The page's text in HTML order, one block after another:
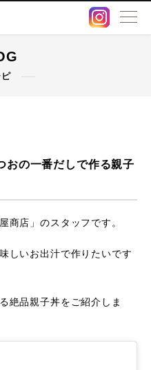
ピ
おの一番だしで作る親子
商店」のスタッフです。
しいお出汁で作りたいです
絶品親子丼をご紹介しま